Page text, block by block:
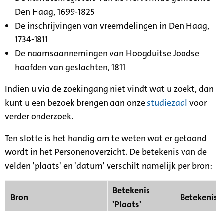
Den Haag, 1699-1825
De inschrijvingen van vreemdelingen in Den Haag,
1734-1811
De naamsaannemingen van Hoogduitse Joodse
hoofden van geslachten, 1811
Indien u via de zoekingang niet vindt wat u zoekt, dan
kunt u een bezoek brengen aan onze studiezaal voor
verder onderzoek.
Ten slotte is het handig om te weten wat er getoond
wordt in het Personenoverzicht. De betekenis van de
velden 'plaats' en 'datum' verschilt namelijk per bron:
Bron
Betekenis
'Plaats'